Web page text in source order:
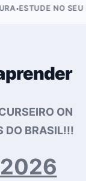
NO SEU RITMO·
ON
DO BRASIL!!!